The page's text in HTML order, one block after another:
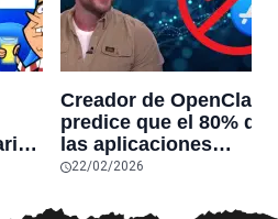
la
Creador de OpenClaw
predice que el 80% de
las aplicaciones
actuales
sobrevivirán las
22/02/2026